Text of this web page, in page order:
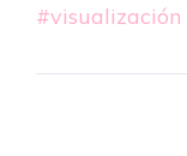
#visualización